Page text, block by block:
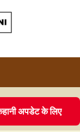
अपडेट के लिए